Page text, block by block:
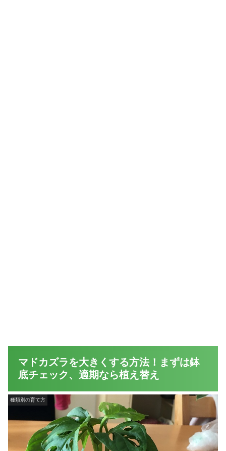
マドカズラを大きくする方法！まずは鉢
底チェック、適期なら植え替え
種類別の育て方